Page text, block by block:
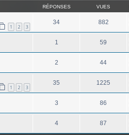
RÉPONSES VUES
1 2 3
34 882
1 59
2 44
1 2 3
35 1225
3 86
4 87